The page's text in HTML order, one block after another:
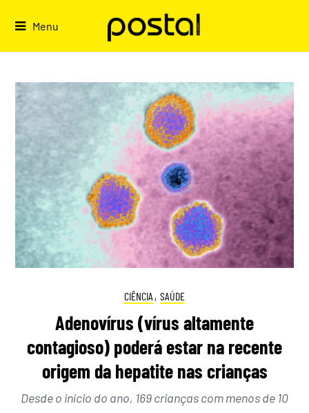
Menu
CIÊNCIA , SAÚDE
Adenovírus (vírus altamente
contagioso) poderá estar na recente
origem da hepatite nas crianças
Desde o início do ano, 169 crianças com menos de 10